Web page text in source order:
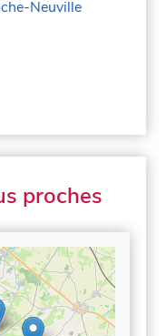
Neuville
proches